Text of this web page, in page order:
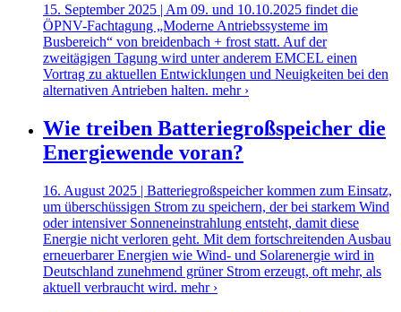
15. September 2025 | Am 09. und 10.10.2025 findet die
ÖPNV-Fachtagung „Moderne Antriebssysteme im
Busbereich“ von breidenbach + frost statt. Auf der
zweitägigen Tagung wird unter anderem EMCEL einen
Vortrag zu aktuellen Entwicklungen und Neuigkeiten bei den
alternativen Antrieben halten. mehr ›
Wie treiben Batteriegroßspeicher die
Energiewende voran?
16. August 2025 | Batteriegroßspeicher kommen zum Einsatz,
um überschüssigen Strom zu speichern, der bei starkem Wind
oder intensiver Sonneneinstrahlung entsteht, damit diese
Energie nicht verloren geht. Mit dem fortschreitenden Ausbau
erneuerbarer Energien wie Wind- und Solarenergie wird in
Deutschland zunehmend grüner Strom erzeugt, oft mehr, als
aktuell verbraucht wird. mehr ›